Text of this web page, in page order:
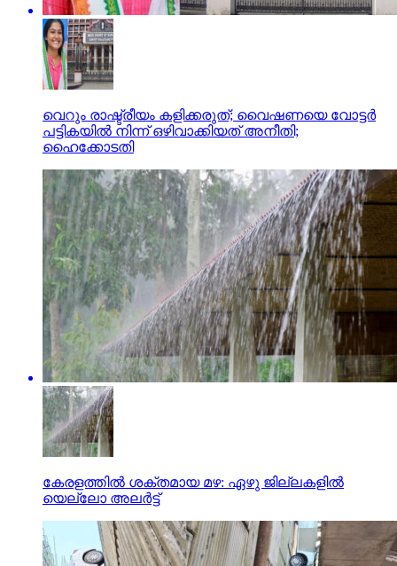
വെറും രാഷ്ട്രീയം കളിക്കരുത്; വൈഷണയെ വോട്ടര്‍
പട്ടികയില്‍ നിന്ന് ഒഴിവാക്കിയത് അനീതി;
ഹൈക്കോടതി
കേരളത്തില്‍ ശക്തമായ മഴ: ഏഴു ജില്ലകളില്‍
യെല്ലോ അലര്‍ട്ട്